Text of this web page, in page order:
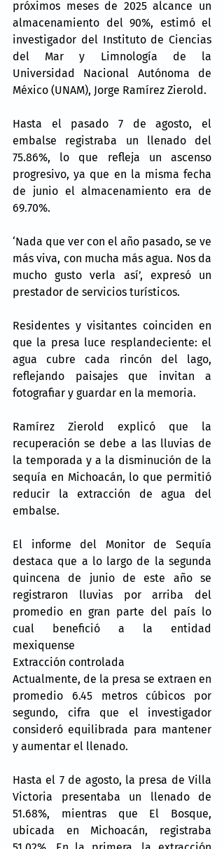
próximos meses de 2025 alcance un
almacenamiento del 90%, estimó el
investigador del Instituto de Ciencias
del Mar y Limnología de la
Universidad Nacional Autónoma de
México (UNAM), Jorge Ramírez Zierold.
Hasta el pasado 7 de agosto, el
embalse registraba un llenado del
75.86%, lo que refleja un ascenso
progresivo, ya que en la misma fecha
de junio el almacenamiento era de
69.70%.
‘Nada que ver con el año pasado, se ve
más viva, con mucha más agua. Nos da
mucho gusto verla así’, expresó un
prestador de servicios turísticos.
Residentes y visitantes coinciden en
que la presa luce resplandeciente: el
agua cubre cada rincón del lago,
reflejando paisajes que invitan a
fotografiar y guardar en la memoria.
Ramírez Zierold explicó que la
recuperación se debe a las lluvias de
la temporada y a la disminución de la
sequía en Michoacán, lo que permitió
reducir la extracción de agua del
embalse.
El informe del Monitor de Sequía
destaca que a lo largo de la segunda
quincena de junio de este año se
registraron lluvias por arriba del
promedio en gran parte del país lo
cual benefició a la entidad
mexiquense
Extracción controlada
Actualmente, de la presa se extraen en
promedio 6.45 metros cúbicos por
segundo, cifra que el investigador
consideró equilibrada para mantener
y aumentar el llenado.
Hasta el 7 de agosto, la presa de Villa
Victoria presentaba un llenado de
51.68%, mientras que El Bosque,
ubicada en Michoacán, registraba